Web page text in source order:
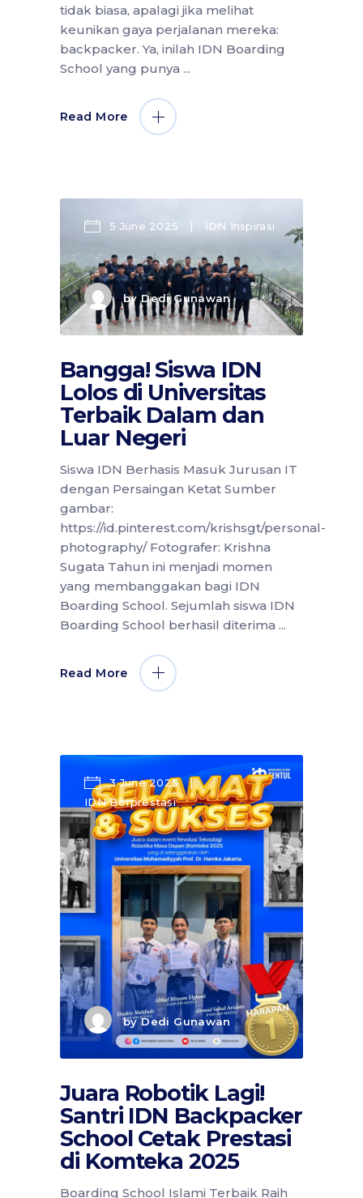
tidak biasa, apalagi jika melihat
keunikan gaya perjalanan mereka:
backpacker. Ya, inilah IDN Boarding
School yang punya
Read More
5 June 2025 IDN Inspirasi
byDedi Gunawan
Bangga! Siswa IDN
Lolos di Universitas
Terbaik Dalam dan
Luar Negeri
Siswa IDN Berhasis Masuk Jurusan IT
dengan Persaingan Ketat Sumber
gambar:
https://id.pinterest.com/krishsgt/personal-
photography/ Fotografer: Krishna
Sugata Tahun ini menjadi momen
yang membanggakan bagi IDN
Boarding School. Sejumlah siswa IDN
Boarding School berhasil diterima
Read More
3 June 2025
IDN Berprestasi
byDedi Gunawan
Juara Robotik Lagi!
Santri IDN Backpacker
School Cetak Prestasi
di Komteka 2025
Boarding School Islami Terbaik Raih